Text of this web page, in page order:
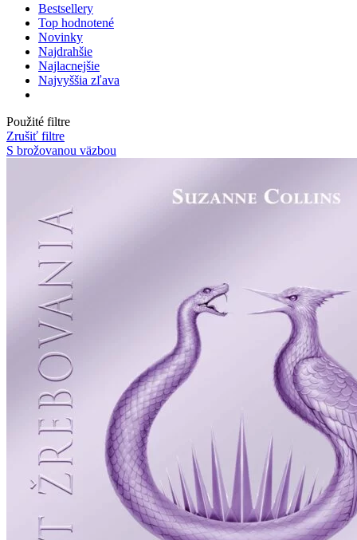
Bestsellery
Top hodnotené
Novinky
Najdrahšie
Najlacnejšie
Najvyššia zľava
Použité filtre
Zrušiť filtre
S brožovanou väzbou